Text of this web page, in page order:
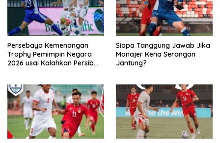
Persebaya Kemenangan
Trophy Pemimpin Negara
2026 usai Kalahkan Persib
Siapa Tanggung Jawab Jika
Manajer Kena Serangan
Jantung?